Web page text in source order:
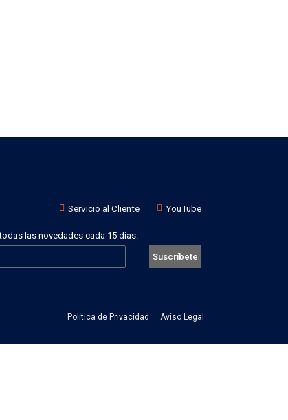
Servicio al Cliente YouTube
las novedades cada 15 días.
Suscríbete
Política de Privacidad Aviso Legal